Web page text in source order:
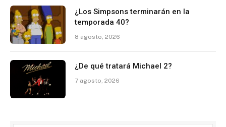
¿Los Simpsons terminarán en la
temporada 40?
8 agosto, 2026
¿De qué tratará Michael 2?
7 agosto, 2026